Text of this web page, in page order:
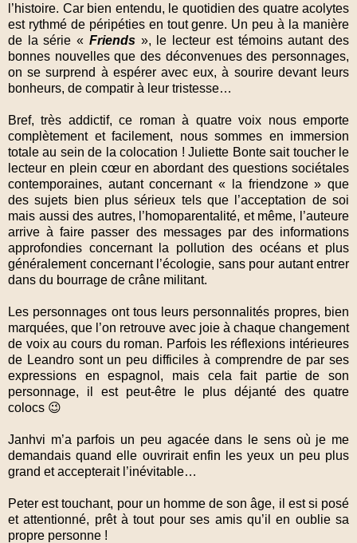
l’histoire. Car bien entendu, le quotidien des quatre acolytes
est rythmé de péripéties en tout genre. Un peu à la manière
de la série « Friends», le lecteur est témoins autant des
bonnes nouvelles que des déconvenues des personnages,
on se surprend à espérer avec eux, à sourire devant leurs
bonheurs, de compatir à leur tristesse…
Bref, très addictif, ce roman à quatre voix nous emporte
complètement et facilement, nous sommes en immersion
totale au sein de la colocation ! Juliette Bonte sait toucher le
lecteur en plein cœur en abordant des questions sociétales
contemporaines, autant concernant « la friendzone » que
des sujets bien plus sérieux tels que l’acceptation de soi
mais aussi des autres, l’homoparentalité, et même, l’auteure
arrive à faire passer des messages par des informations
approfondies concernant la pollution des océans et plus
généralement concernant l’écologie, sans pour autant entrer
dans du bourrage de crâne militant.
Les personnages ont tous leurs personnalités propres, bien
marquées, que l’on retrouve avec joie à chaque changement
de voix au cours du roman. Parfois les réflexions intérieures
de Leandro sont un peu difficiles à comprendre de par ses
expressions en espagnol, mais cela fait partie de son
personnage, il est peut-être le plus déjanté des quatre
colocs 😉
Janhvi m’a parfois un peu agacée dans le sens où je me
demandais quand elle ouvrirait enfin les yeux un peu plus
grand et accepterait l’inévitable…
Peter est touchant, pour un homme de son âge, il est si posé
et attentionné, prêt à tout pour ses amis qu’il en oublie sa
propre personne !